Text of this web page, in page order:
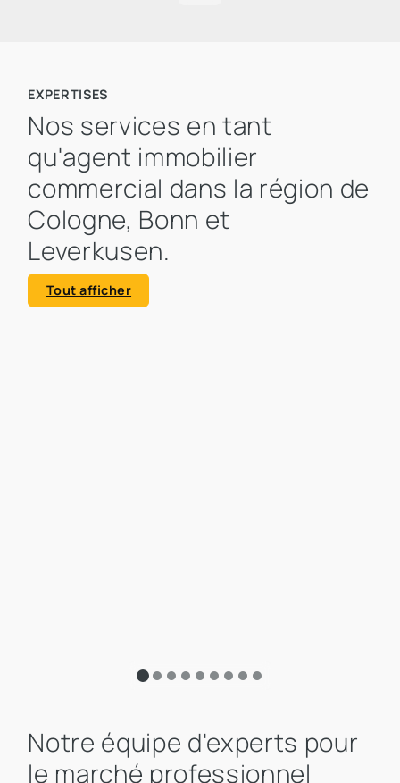
EXPERTISES
Nos services en tant
qu'agent immobilier
commercial dans la région de
Cologne, Bonn et
Leverkusen.
Tout afficher
Notre équipe d'experts pour
le marché professionnel